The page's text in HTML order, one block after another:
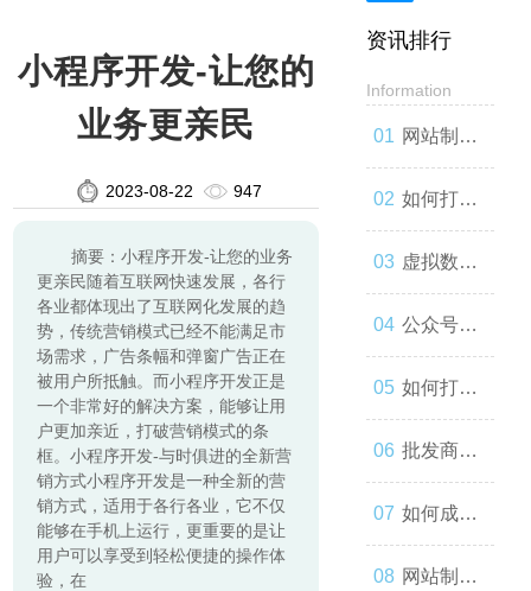
小程序开发-让您的
业务更亲民
2023-08-22 947
摘要：小程序开发-让您的业务
更亲民随着互联网快速发展，各行
各业都体现出了互联网化发展的趋
势，传统营销模式已经不能满足市
场需求，广告条幅和弹窗广告正在
被用户所抵触。而小程序开发正是
一个非常好的解决方案，能够让用
户更加亲近，打破营销模式的条
框。小程序开发-与时俱进的全新营
销方式小程序开发是一种全新的营
销方式，适用于各行各业，它不仅
能够在手机上运行，更重要的是让
用户可以享受到轻松便捷的操作体
验，在
资讯排行
Information
网站制
作：让你
的品牌与
世界联系
起来
如何打造
一款高效
的网站
虚拟数字
人：技术
与人类事
务的交错
公众号开
发：如何
让你的公
众号成为
人们心中
如何打造
一个优秀
的分销商
城？
批发商
城：为什
么您应该
如何成为
微信小程
网站制作